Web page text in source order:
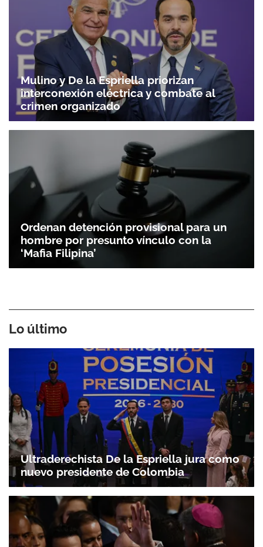
Mulino y De la Espriella priorizan
interconexión eléctrica y combate al
crimen organizado
Ordenan detención provisional para un
hombre por presunto vínculo con la
‘Mafia Filipina’
Lo último
Ultraderechista De la Espriella jura como
nuevo presidente de Colombia